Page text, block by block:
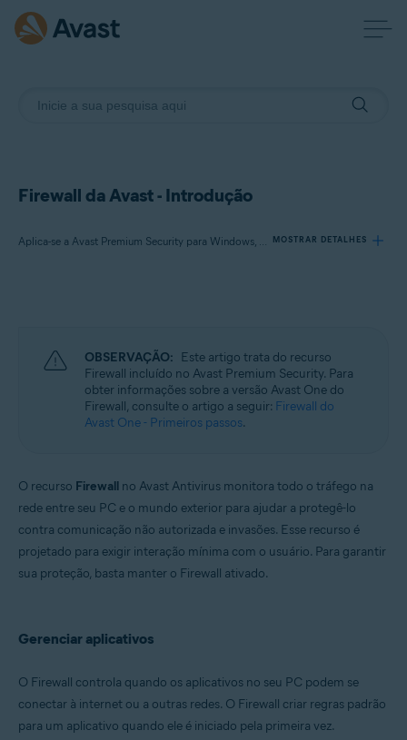
Firewall da Avast - Introdução
Aplica-se a Avast Premium Security para Windows, Avast Free Antivirus para Windows MOSTRAR DETALHES
Avast Free Antivirus 24.x para Windows
Sistemas operacionais:
Microsoft Windows 11 Home / Pro / Enterprise / Education
Microsoft Windows 10 Home / Pro / Enterprise / Education - 32 / 64-bit
Microsoft Windows 7 Home Basic/Home
atualização de pacote cumulativo de conveniência, 32/64 bits
OBSERVAÇÃO: Este artigo trata do recurso
Firewall incluído no Avast Premium Security. Para
obter informações sobre a versão Avast One do
Firewall, consulte o artigo a seguir: Firewall do
Avast One - Primeiros passos.
O recurso Firewall no Avast Antivirus monitora todo o tráfego na
rede entre seu PC e o mundo exterior para ajudar a protegê-lo
contra comunicação não autorizada e invasões. Esse recurso é
projetado para exigir interação mínima com o usuário. Para garantir
sua proteção, basta manter o Firewall ativado.
Gerenciar aplicativos
O Firewall controla quando os aplicativos no seu PC podem se
conectar à internet ou a outras redes. O Firewall criar regras padrão
para um aplicativo quando ele é iniciado pela primeira vez.